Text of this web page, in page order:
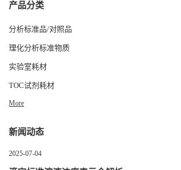
产品分类
分析标准品/对照品
理化分析标准物质
实验室耗材
TOC试剂耗材
More
新闻动态
2025-07-04